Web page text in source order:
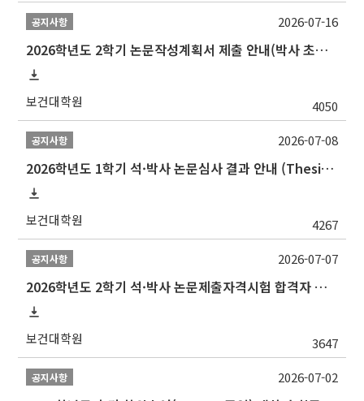
공지사항
2026학년도 2학기 논문작성계획서 제출 안내(박사 초심 일정 포함)_Thesis Proposal
보건대학원 4050
2026-07-16
공지사항
2026학년도 1학기 석·박사 논문심사 결과 안내 (Thesis Defense Result)
보건대학원 4267
2026-07-08
공지사항
2026학년도 2학기 석·박사 논문제출자격시험 합격자 공고(TSQ Exam Result)
보건대학원 3647
2026-07-07
공지사항 2026-07-02